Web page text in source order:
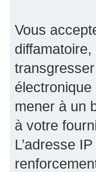
Vous
mener à un
à votre
L’adresse